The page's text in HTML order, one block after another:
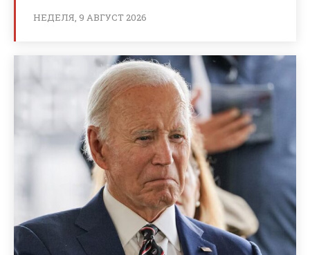
НЕДЕЛЯ, 9 АВГУСТ 2026